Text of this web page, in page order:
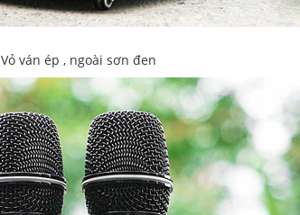
Vỏ ván ép , ngoài sơn đen